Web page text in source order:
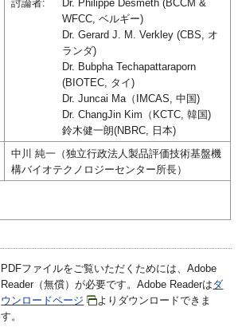
討論者:
Dr. Philippe Desmeth (BCCM &
WFCC, ベルギー)
Dr. Gerard J. M. Verkley (CBS, オ
ランダ)
Dr. Bubpha Techapattaraporn
(BIOTEC, タイ)
Dr. Juncai Ma（IMCAS, 中国)
Dr. ChangJin Kim（KCTC, 韓国)
鈴木健一朗(NBRC, 日本)
中川 純一（独立行政法人製品評価技術基盤機
構バイオテクノロジーセンター所長）
PDFファイルをご覧いただくためには、Adobe
Reader（無償）が必要です。Adobe Readerはダ
ウンロードページ
よりダウンロードできま
す。